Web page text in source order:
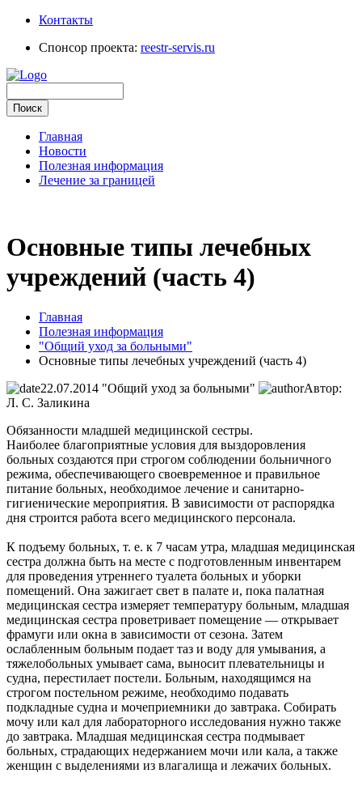
Контакты
Спонсор проекта: reestr-servis.ru
Главная
Новости
Полезная информация
Лечение за границей
Основные типы лечебных
учреждений (часть 4)
Главная
Полезная информация
"Общий уход за больными"
Основные типы лечебных учреждений (часть 4)
22.07.2014 "Общий уход за больными"
Автор:
Л. С. Заликина
Обязанности младшей медицинской сестры.
Наиболее благоприятные условия для выздоровления
больных создаются при строгом соблюдении больничного
режима, обеспечивающего своевременное и правильное
питание больных, необходимое лечение и санитарно-
гигиенические мероприятия. В зависимости от распорядка
дня строится работа всего медицинского персонала.
К подъему больных, т. е. к 7 часам утра, младшая медицинская
сестра должна быть на месте с подготовленным инвентарем
для проведения утреннего туалета больных и уборки
помещений. Она зажигает свет в палате и, пока палатная
медицинская сестра измеряет температуру больным, младшая
медицинская сестра проветривает помещение — открывает
фрамуги или окна в зависимости от сезона. Затем
ослабленным больным подает таз и воду для умывания, а
тяжелобольных умывает сама, выносит плевательницы и
судна, перестилает постели. Больным, находящимся на
строгом постельном режиме, необходимо подавать
подкладные судна и мочеприемники до завтрака. Собирать
мочу или кал для лабораторного исследования нужно также
до завтрака. Младшая медицинская сестра подмывает
больных, страдающих недержанием мочи или кала, а также
женщин с выделениями из влагалища и лежачих больных.